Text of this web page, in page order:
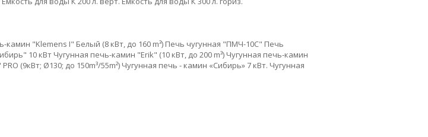
камин "Klemens I" Белый (8 кВт, до 160 m³) Печь чугунная "ПМЧ-10С" Печь
10 кВт Чугунная печь-камин "Erik" (10 кВт, до 200 m³) Чугунная печь-камин
(9кВт; Ø130; до 150m³/55m²) Чугунная печь - камин «Сибирь» 7 кВт. Чугунная